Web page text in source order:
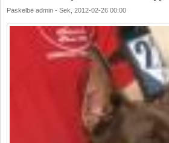
Paskelbė admin - Sek, 2012-02-26 00:00